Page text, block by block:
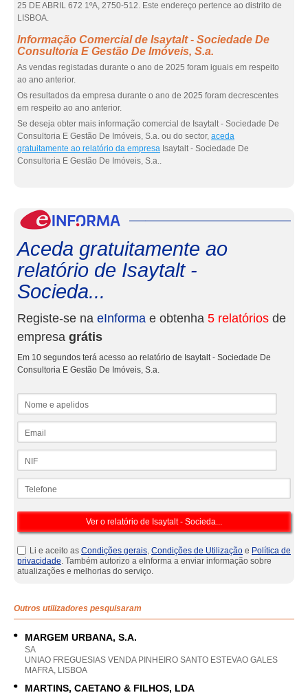
25 DE ABRIL 672 1ºA, 2750-512. Este endereço pertence ao distrito de
LISBOA.
Informação Comercial de Isaytalt - Sociedade De
Consultoria E Gestão De Imóveis, S.a.
As vendas registadas durante o ano de 2025 foram iguais em respeito
ao ano anterior.
Os resultados da empresa durante o ano de 2025 foram decrescentes
em respeito ao ano anterior.
Se deseja obter mais informação comercial de Isaytalt - Sociedade De
Consultoria E Gestão De Imóveis, S.a. ou do sector, aceda
gratuitamente ao relatório da empresa Isaytalt - Sociedade De
Consultoria E Gestão De Imóveis, S.a..
Aceda gratuitamente ao
relatório de Isaytalt -
Socieda...
Registe-se na eInforma e obtenha 5 relatórios de
empresa grátis
Em 10 segundos terá acesso ao relatório de Isaytalt - Sociedade De
Consultoria E Gestão De Imóveis, S.a.
Li e aceito as Condições gerais, Condições de Utilização e Política de
privacidade. Também autorizo a eInforma a enviar informação sobre
atualizações e melhorias do serviço.
Outros utilizadores pesquisaram
MARGEM URBANA, S.A.
SA
UNIAO FREGUESIAS VENDA PINHEIRO SANTO ESTEVAO GALES
MAFRA, LISBOA
MARTINS, CAETANO & FILHOS, LDA